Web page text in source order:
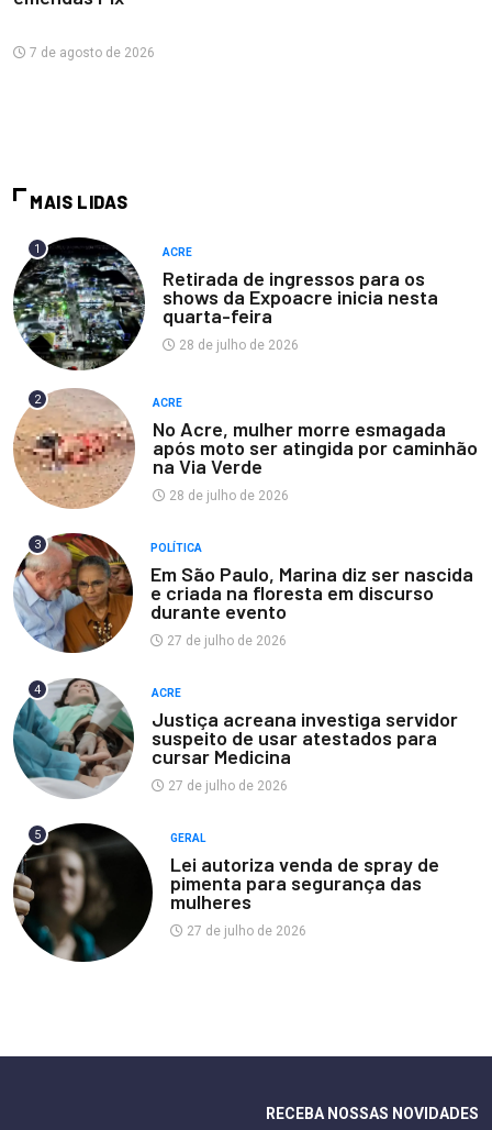
7 de agosto de 2026
MAIS LIDAS
1 ACRE
Retirada de ingressos para os
shows da Expoacre inicia nesta
quarta-feira
28 de julho de 2026
2 ACRE
No Acre, mulher morre esmagada
após moto ser atingida por caminhão
na Via Verde
28 de julho de 2026
3 POLÍTICA
Em São Paulo, Marina diz ser nascida
e criada na floresta em discurso
durante evento
27 de julho de 2026
4 ACRE
Justiça acreana investiga servidor
suspeito de usar atestados para
cursar Medicina
27 de julho de 2026
5 GERAL
Lei autoriza venda de spray de
pimenta para segurança das
mulheres
27 de julho de 2026
RECEBA NOSSAS NOVIDADES